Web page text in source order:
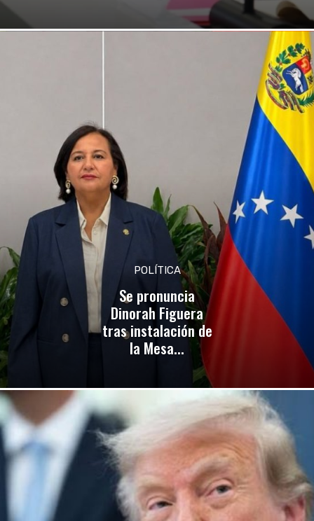
POLÍTICA
Se pronuncia
Dinorah Figuera
tras instalación de
la Mesa...